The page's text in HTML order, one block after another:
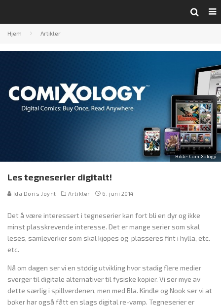
Hjem Artikler
Bilde: ComiXology
Les tegneserier digitalt!
Ida Doris Joynt Artikler 6. juni 2014
Det å være interessert i tegneserier kan fort bli en dyr og ikke
minst plasskrevende interesse. Det er mange serier som skal
leses, samleverker som skal kjøpes og plasseres fint i hylla, etc.
etc.
Nå om dagen ser vi en stødig utvikling hvor stadig flere medier
sverger til digitale alternativer til fysiske kopier. Vi ser mye av
dette særlig i spillverdenen, men med Bla. Kindle og Nook ser vi at
bøker har også fått en slags digital re-vamp. Tegneserier er